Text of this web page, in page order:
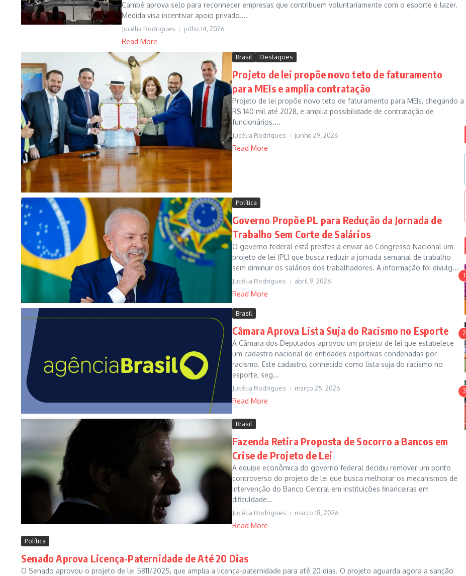
Cambé aprova selo para reconhecer empresas que contribuem voluntariamente com o esporte e lazer.
Medida visa incentivar apoio privado....
Jucélia Rodrigues julho 14, 2026
Read More
Brasil Destaques
Projeto de lei propõe novo teto de faturamento
para MEIs e amplia contratação
Projeto de lei propõe novo teto de faturamento para MEIs, chegando a
R$ 140 mil até 2028, e amplia possibilidade de contratação de
funcionários....
Jucélia Rodrigues junho 29, 2026
Read More
Política
Governo Propõe PL para Redução da Jornada de
Trabalho Sem Corte de Salários
O governo federal está prestes a enviar ao Congresso Nacional um
projeto de lei (PL) que busca reduzir a jornada semanal de trabalho
sem diminuir os salários dos trabalhadores. A informação foi divulg...
Jucélia Rodrigues abril 9, 2026
Read More
Brasil
Câmara Aprova Lista Suja do Racismo no Esporte
A Câmara dos Deputados aprovou um projeto de lei que estabelece
um cadastro nacional de entidades esportivas condenadas por
racismo. Este cadastro, conhecido como lista suja do racismo no
esporte, seg...
Jucélia Rodrigues março 25, 2026
Read More
Brasil
Fazenda Retira Proposta de Socorro a Bancos em
Crise de Projeto de Lei
A equipe econômica do governo federal decidiu remover um ponto
controverso do projeto de lei que busca melhorar os mecanismos de
intervenção do Banco Central em instituições financeiras em
dificuldade...
Jucélia Rodrigues março 18, 2026
Read More
Política
Senado Aprova Licença-Paternidade de Até 20 Dias
O Senado aprovou o projeto de lei 5811/2025, que amplia a licença-paternidade para até 20 dias. O projeto aguarda agora a sanção
1
2
3